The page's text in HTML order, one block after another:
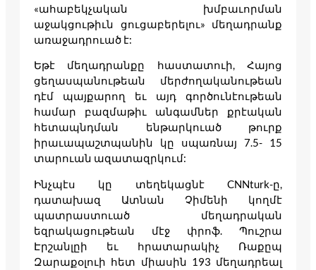
«ահաբեկչական խմբաւորման
աջակցութիւն ցուցաբերելու» մեղադրանք
առաջադրուած է:
Եթէ մեղադրանքը հաստատուի, Հայոց
ցեղասպանութեան մերժողականութեան
դէմ պայքարող եւ այդ գործունէութեան
համար բազմաթիւ անգամներ քրէական
հետապնդման ենթարկուած թուրք
իրաւապաշտպանին կը սպառնայ 7.5- 15
տարուան ազատազրկում:
Ինչպէս կը տեղեկացնէ CNNturk-ը,
դատախազ Ատնան Չիմենի կողմէ
պատրաստուած մեղադրական
եզրակացութեան մէջ փրոֆ. Պուշրա
Էրշանլըի եւ հրատարակիչ Ռաքըպ
Զարաքօլուի հետ միասին 193 մեղադրեալ